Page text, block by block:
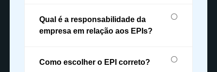
Qual é a responsabilidade da
empresa em relação aos EPIs?
Como escolher o EPI correto?